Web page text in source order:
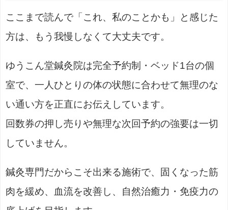
ここまで読んで「これ、私のことかも」と感じた
方は、もう我慢しなくて大丈夫です。
ゆうこん堂鍼灸院は完全予約制・ベッド1台の個
室で、一人ひとりの体の状態に合わせて無理のな
い通い方を正直にお伝えしています。
回数券の押し売りや無理な次回予約の強要は一切
していません。
鍼灸専門だからこそ出来る施術で、固くなった筋
肉を緩め、血流を改善し、自然治癒力・免疫力の